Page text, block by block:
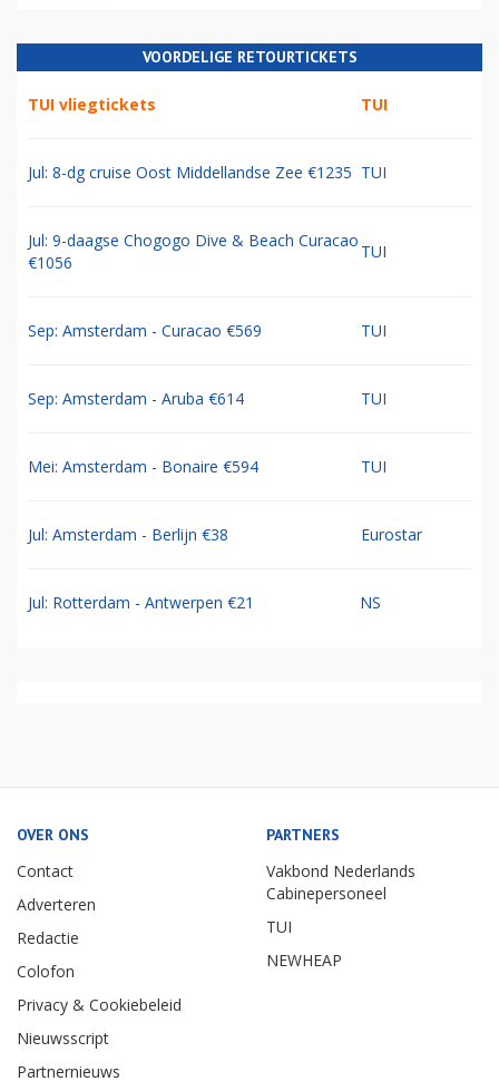
VOORDELIGE RETOURTICKETS
TUI vliegtickets TUI
Jul: 8-dg cruise Oost Middellandse Zee €1235 TUI
Jul: 9-daagse Chogogo Dive & Beach Curacao
€1056
TUI
Sep: Amsterdam - Curacao €569 TUI
Sep: Amsterdam - Aruba €614 TUI
Mei: Amsterdam - Bonaire €594 TUI
Jul: Amsterdam - Berlijn €38 Eurostar
Jul: Rotterdam - Antwerpen €21 NS
OVER ONS
Contact
Adverteren
Redactie
Colofon
Privacy & Cookiebeleid
Nieuwsscript
Partnernieuws
PARTNERS
Vakbond Nederlands
Cabinepersoneel
TUI
NEWHEAP